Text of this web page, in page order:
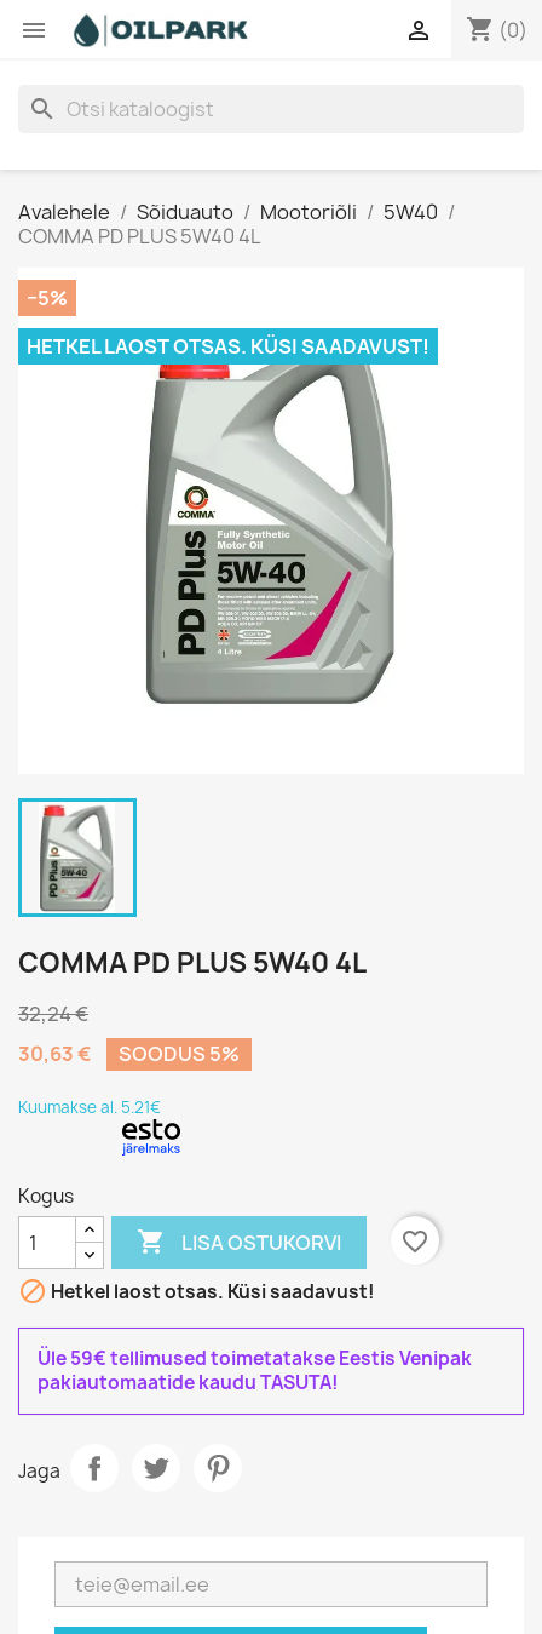
 shopping_cart (0)

search
Avalehele Sõiduauto Mootoriõli
5W40
COMMA PD PLUS 5W40 4L
−5%
HETKEL LAOST OTSAS. KÜSI SAADAVUST!
COMMA PD PLUS 5W40 4L
32,24 €
30,63 €
SOODUS 5%
Kuumakse al. 5.21€
Kogus
 LISA OSTUKORVI
favorite_border
 Hetkel laost otsas. Küsi saadavust!
Üle 59€ tellimused toimetatakse Eestis Venipak
pakiautomaatide kaudu TASUTA!
Jaga